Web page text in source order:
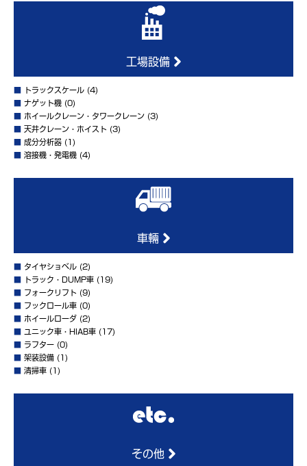
工場設備
トラックスケール (4)
ナゲット機 (0)
ホイールクレーン・タワークレーン (3)
天井クレーン・ホイスト (3)
成分分析器 (1)
溶接機・発電機 (4)
車輛
タイヤショベル (2)
トラック・DUMP車 (19)
フォークリフト (9)
フックロール車 (0)
ホイールローダ (2)
ユニック車・HIAB車 (17)
ラフター (0)
架装設備 (1)
清掃車 (1)
その他